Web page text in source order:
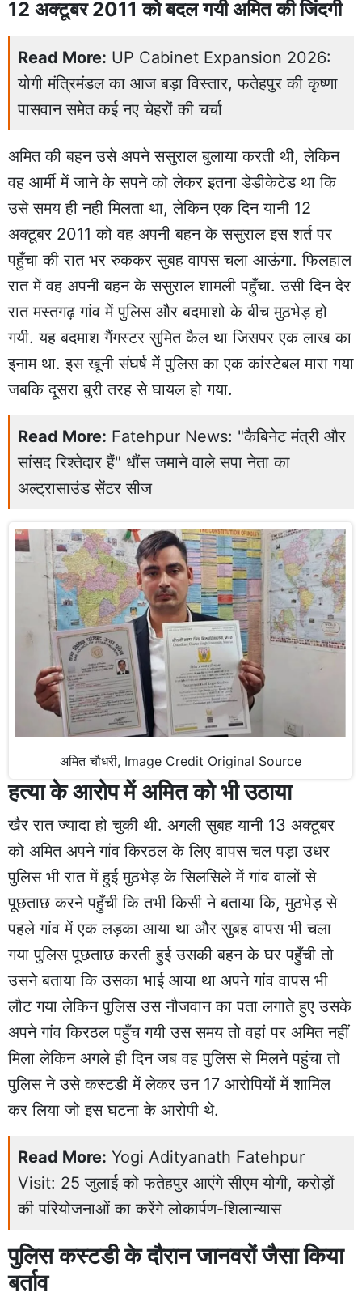
12 अक्टूबर 2011 को बदल गयी अमित की जिंदगी
Read More: UP Cabinet Expansion 2026:
योगी मंत्रिमंडल का आज बड़ा विस्तार, फतेहपुर की कृष्णा
पासवान समेत कई नए चेहरों की चर्चा
अमित की बहन उसे अपने ससुराल बुलाया करती थी, लेकिन
वह आर्मी में जाने के सपने को लेकर इतना डेडीकेटेड था कि
उसे समय ही नही मिलता था, लेकिन एक दिन यानी 12
अक्टूबर 2011 को वह अपनी बहन के ससुराल इस शर्त पर
पहुँचा की रात भर रुककर सुबह वापस चला आऊंगा. फिलहाल
रात में वह अपनी बहन के ससुराल शामली पहुँचा. उसी दिन देर
रात मस्तगढ़ गांव में पुलिस और बदमाशो के बीच मुठभेड़ हो
गयी. यह बदमाश गैंगस्टर सुमित कैल था जिसपर एक लाख का
इनाम था. इस खूनी संघर्ष में पुलिस का एक कांस्टेबल मारा गया
जबकि दूसरा बुरी तरह से घायल हो गया.
Read More: Fatehpur News: "कैबिनेट मंत्री और
सांसद रिश्तेदार हैं" धौंस जमाने वाले सपा नेता का
अल्ट्रासाउंड सेंटर सीज
अमित चौधरी, Image Credit Original Source
हत्या के आरोप में अमित को भी उठाया
खैर रात ज्यादा हो चुकी थी. अगली सुबह यानी 13 अक्टूबर
को अमित अपने गांव किरठल के लिए वापस चल पड़ा उधर
पुलिस भी रात में हुई मुठभेड़ के सिलसिले में गांव वालों से
पूछताछ करने पहुँची कि तभी किसी ने बताया कि, मुठभेड़ से
पहले गांव में एक लड़का आया था और सुबह वापस भी चला
गया पुलिस पूछताछ करती हुई उसकी बहन के घर पहुँची तो
उसने बताया कि उसका भाई आया था अपने गांव वापस भी
लौट गया लेकिन पुलिस उस नौजवान का पता लगाते हुए उसके
अपने गांव किरठल पहुँच गयी उस समय तो वहां पर अमित नहीं
मिला लेकिन अगले ही दिन जब वह पुलिस से मिलने पहुंचा तो
पुलिस ने उसे कस्टडी में लेकर उन 17 आरोपियों में शामिल
कर लिया जो इस घटना के आरोपी थे.
Read More: Yogi Adityanath Fatehpur
Visit: 25 जुलाई को फतेहपुर आएंगे सीएम योगी, करोड़ों
की परियोजनाओं का करेंगे लोकार्पण-शिलान्यास
पुलिस कस्टडी के दौरान जानवरों जैसा किया
बर्ताव